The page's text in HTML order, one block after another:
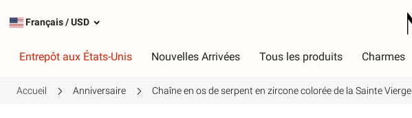
Français/USD
Entrepôt aux États-Unis Nouvelles Arrivées Tous les produits Charmes
Accueil Anniversaire Chaîne en os de serpent en zircone colorée de la Sainte Vierge